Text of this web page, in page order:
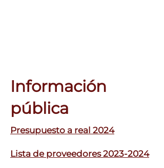
Información
pública
Presupuesto a real 2024
Lista de proveedores 2023-2024